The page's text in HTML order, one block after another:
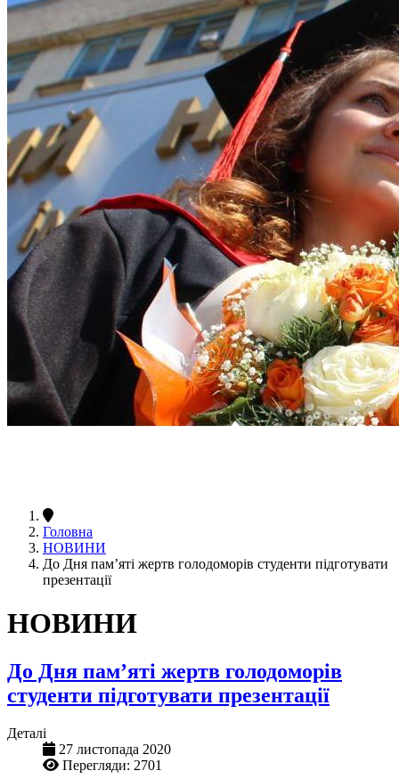
Головна
НОВИНИ
До Дня пам’яті жертв голодоморів студенти підготувати
презентації
НОВИНИ
До Дня пам’яті жертв голодоморів
студенти підготувати презентації
Деталі
27 листопада 2020
Перегляди: 2701